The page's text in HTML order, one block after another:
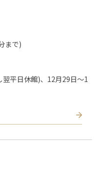
まで)
平日休館)、12月29日～1